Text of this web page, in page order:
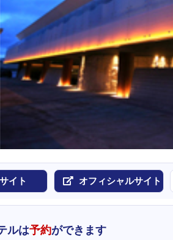
イト オフィシャルサイト
ルは予約ができます